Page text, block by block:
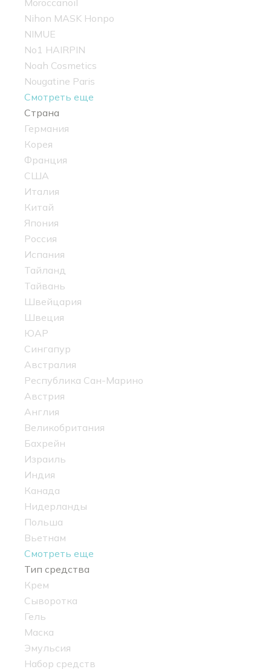
Moroccanoil
Nihon MASK Honpo
NIMUE
No1 HAIRPIN
Noah Cosmetics
Nougatine Paris
Смотреть еще
Страна
Германия
Корея
Франция
США
Италия
Китай
Япония
Россия
Испания
Тайланд
Тайвань
Швейцария
Швеция
ЮАР
Сингапур
Австралия
Республика Сан-Марино
Австрия
Англия
Великобритания
Бахрейн
Израиль
Индия
Канада
Нидерланды
Польша
Вьетнам
Смотреть еще
Тип средства
Крем
Сыворотка
Гель
Маска
Эмульсия
Набор средств